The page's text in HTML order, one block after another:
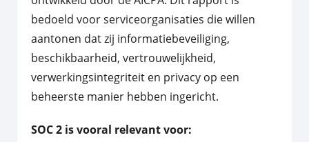
bedoeld voor serviceorganisaties die willen
aantonen dat zij informatiebeveiliging,
beschikbaarheid, vertrouwelijkheid,
verwerkingsintegriteit en privacy op een
beheerste manier hebben ingericht.
SOC 2 is vooral relevant voor: